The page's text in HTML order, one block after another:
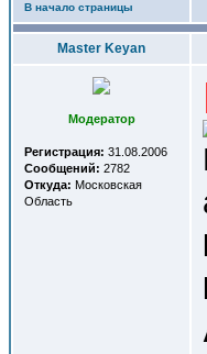
В начало страницы
Master Keyan
Модератор
Регистрация: 31.08.2006
Сообщений: 2782
Откуда: Московская
Область